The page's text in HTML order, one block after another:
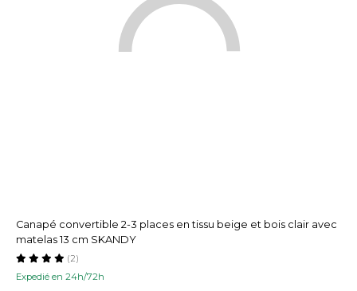
Canapé convertible 2-3 places en tissu beige et bois clair avec
matelas 13 cm SKANDY
Expedié en 24h/72h
(2)